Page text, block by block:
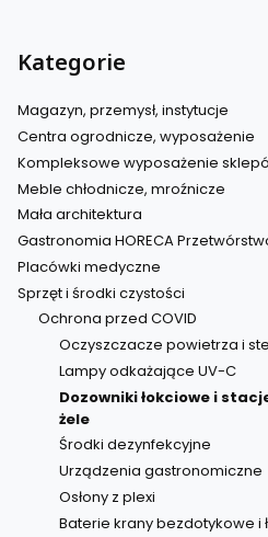
Kategorie
Magazyn, przemysł, instytucje
Centra ogrodnicze, wyposażenie
Kompleksowe wyposażenie
Meble chłodnicze, mroźnicze
Mała architektura
Gastronomia HORECA
Placówki medyczne
Sprzęt i środki czystości
Ochrona przed COVID
Oczyszczacze powietrza i
Lampy odkażające UV-C
Dozowniki łokciowe i
żele
Środki dezynfekcyjne
Urządzenia gastronomiczne
Osłony z plexi
Baterie krany bezdotykowe i